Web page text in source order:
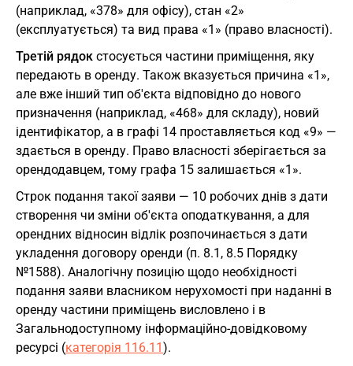
(наприклад, «378» для офісу), стан «2»
(експлуатується) та вид права «1» (право власності).
Третій рядок стосується частини приміщення, яку
передають в оренду. Також вказується причина «1»,
але вже інший тип об'єкта відповідно до нового
призначення (наприклад, «468» для складу), новий
ідентифікатор, а в графі 14 проставляється код «9» —
здається в оренду. Право власності зберігається за
орендодавцем, тому графа 15 залишається «1».
Строк подання такої заяви — 10 робочих днів з дати
створення чи зміни об'єкта оподаткування, а для
орендних відносин відлік розпочинається з дати
укладення договору оренди (п. 8.1, 8.5 Порядку
№1588). Аналогічну позицію щодо необхідності
подання заяви власником нерухомості при наданні в
оренду частини приміщень висловлено і в
Загальнодоступному інформаційно-довідковому
ресурсі (категорія 116.11).